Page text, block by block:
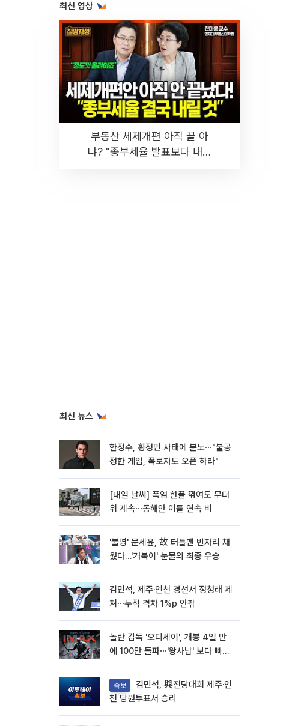
최신 영상
부동산 세제개편 아직 끝 아
냐? "종부세율 발표보다 내릴
최신 뉴스
한정수, 황정민 사태에 분노⋯"불공
정한 게임, 폭로자도 오픈 하라"
[내일 날씨] 폭염 한풀 꺾여도 무더
위 계속⋯동해안 이틀 연속 비
'불명' 문세윤, 故 터틀맨 빈자리 채
웠다…'거북이' 눈물의 최종 우승
김민석, 제주·인천 경선서 정청래 제
쳐⋯누적 격차 1%p 안팎
놀란 감독 '오디세이', 개봉 4일 만
에 100만 돌파⋯'왕사남' 보다 빠르
속보
천 당원투표서 승리